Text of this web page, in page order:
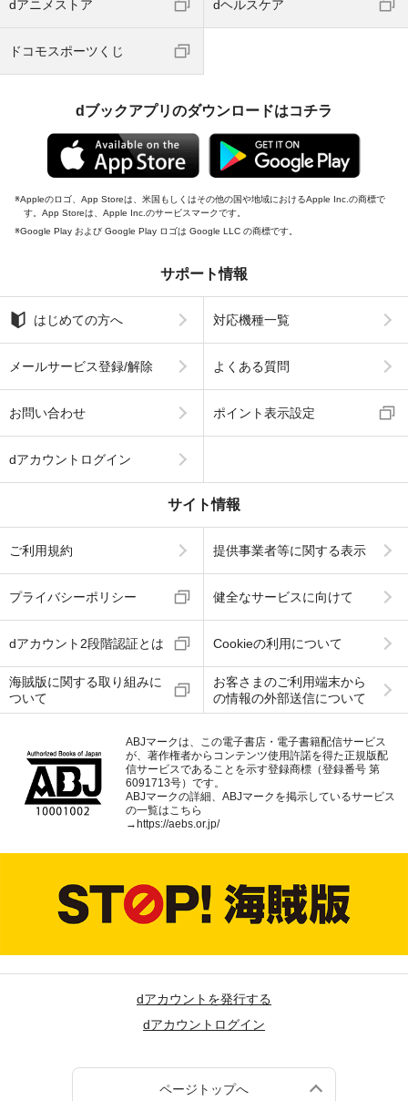
dアニメストア dヘルスケア
ドコモスポーツくじ
dブックアプリのダウンロードはコチラ
Appleのロゴ、App Storeは、米国もしくはその他の国や地域におけるApple Inc.の商標で
す。App Storeは、Apple Inc.のサービスマークです。
Google Play および Google Play ロゴは Google LLC の商標です。
サポート情報
はじめての方へ 対応機種一覧
メールサービス登録/解除 よくある質問
お問い合わせ ポイント表示設定
dアカウントログイン
サイト情報
ご利用規約 提供事業者等に関する表示
プライバシーポリシー 健全なサービスに向けて
dアカウント2段階認証とは Cookieの利用について
海賊版に関する取り組みに
ついて
お客さまのご利用端末から
の情報の外部送信について
ABJマークは、この電子書店・電子書籍配信サービス
が、著作権者からコンテンツ使用許諾を得た正規版配
信サービスであることを示す登録商標（登録番号 第
6091713号）です。
ABJマークの詳細、ABJマークを掲示しているサービス
の一覧はこちら
→https://aebs.or.jp/
dアカウントを発行する
dアカウントログイン
ページトップへ